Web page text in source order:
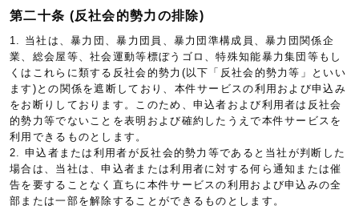
第二十条 (反社会的勢力の排除)
1. 当社は、暴力団、暴力団員、暴力団準構成員、暴力団関係企
業、総会屋等、社会運動等標ぼうゴロ、特殊知能暴力集団等もし
くはこれらに類する反社会的勢力(以下「反社会的勢力等」といい
ます)との関係を遮断しており、本件サービスの利用および申込み
をお断りしております。このため、申込者および利用者は反社会
的勢力等でないことを表明および確約したうえで本件サービスを
利用できるものとします。
2. 申込者または利用者が反社会的勢力等であると当社が判断した
場合は、当社は、申込者または利用者に対する何ら通知または催
告を要することなく直ちに本件サービスの利用および申込みの全
部または一部を解除することができるものとします。